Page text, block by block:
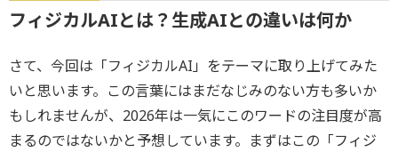
フィジカルAIとは？生成AIとの違いは何か
さて、今回は「フィジカルAI」をテーマに取り上げてみた
いと思います。この言葉にはまだなじみのない方も多いか
もしれませんが、2026年は一気にこのワードの注目度が高
まるのではないかと予想しています。まずはこの「フィジ